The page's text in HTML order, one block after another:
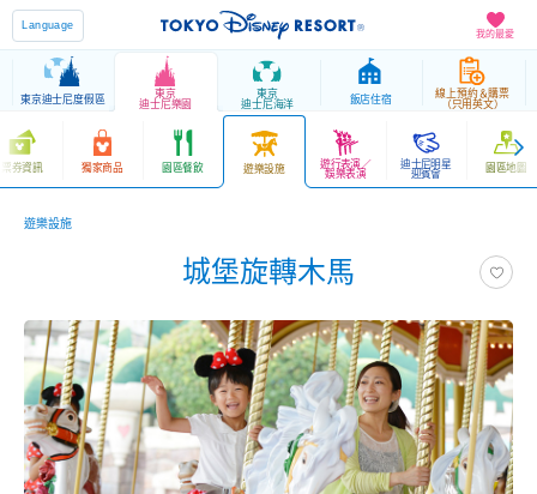
我的最愛
Language
東京迪士尼度假區
東京
迪士尼樂園
東京
迪士尼海洋
飯店住宿
線上預約＆購票
（只用英文）
票券資訊 獨家商品 園區餐飲 遊樂設施 遊行表演／
娛樂表演
迪士尼明星
迎賓會 園區地圖
遊樂設施
城堡旋轉木馬